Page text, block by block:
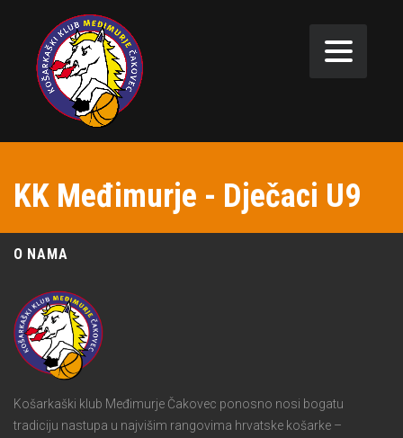
KK Međimurje - Dječaci U9
O NAMA
Košarkaški klub Međimurje Čakovec ponosno nosi bogatu
tradiciju nastupa u najvišim rangovima hrvatske košarke –